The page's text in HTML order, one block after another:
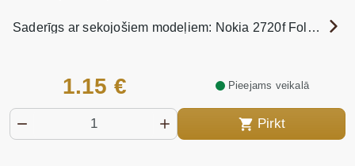
1.15 €
Pirkt
Pieejams veikalā
Saderīgs ar sekojošiem modeļiem: Nokia 2720f Fold, 3100, 3109c Classic, 3110c Classic, 515, 520 Lumia, 5228, 6030, 6151, 6170, 620 Lumia, 6233, 630 Lumia, 630 Lumia Dual SIM, 6300, 6303c Classic, 635 Lumia, 6700c Classic, 7270, 8800 Arte, 8800 Arte Carbon, 8800 Arte Sapphire, 930 Lumia, C7, E51, E6, N81, N95, N95 8Gb, X6, Samsung i9000 Galaxy S, Sony Ericsson J10i Elm, K750i, K800i, LT18i Xperia Arc S, W800i, WT19i, Motorola DEFY, HTC Desire 500, Desire HD, Desire S S510e, Desire Z, Evo 3D, Explorer, Incredible S , WildFire , Sony C2105 Xperia L, Microsoft 640 XL Lumia